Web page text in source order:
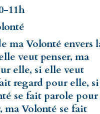
11h
ma Volonté envers
veut penser, ma
elle, si elle veut
regard pour elle, si
se fait parole pour
ma Volonté se fait